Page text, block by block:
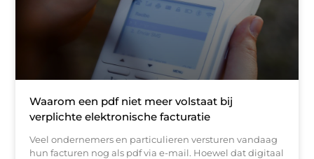
Waarom een pdf niet meer volstaat bij
verplichte elektronische facturatie
Veel ondernemers en particulieren versturen vandaag
hun facturen nog als pdf via e-mail. Hoewel dat digitaal